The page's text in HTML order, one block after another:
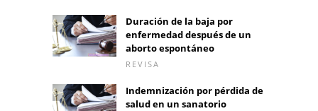
Duración de la baja por
enfermedad después de un
aborto espontáneo
REVISA
Indemnización por pérdida de
salud en un sanatorio